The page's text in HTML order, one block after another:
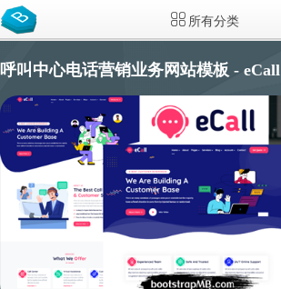
所有分类
呼叫中心电话营销业务网站模板 - eCall